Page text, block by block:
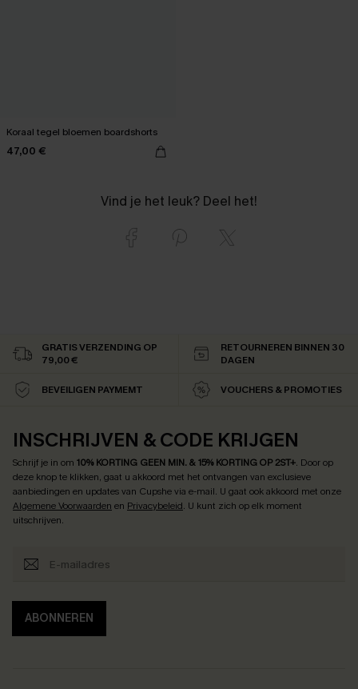
Koraal tegel bloemen boardshorts
47,00 €
Vind je het leuk? Deel het!
GRATIS VERZENDING OP
79,00 €
RETOURNEREN BINNEN 30
DAGEN
BEVEILIGEN PAYMEMT VOUCHERS & PROMOTIES
INSCHRIJVEN & CODE KRIJGEN
Schrijf je in om 10% KORTING GEEN MIN. & 15% KORTING OP 2ST+. Door op
deze knop te klikken, gaat u akkoord met het ontvangen van exclusieve
aanbiedingen en updates van Cupshe via e-mail. U gaat ook akkoord met onze
Algemene Voorwaarden en Privacybeleid. U kunt zich op elk moment
uitschrijven.
ABONNEREN